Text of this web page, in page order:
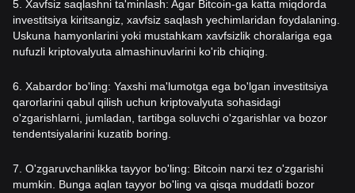
5. Xavfsiz saqlashni ta'minlash: Agar Bitcoin-ga katta miqdorda
investitsiya kiritsangiz, xavfsiz saqlash yechimlaridan foydalaning.
Uskuna hamyonlarini yoki mustahkam xavfsizlik choralariga ega
nufuzli kriptovalyuta almashinuvlarini ko'rib chiqing.
6. Xabardor bo'ling: Yaxshi ma'lumotga ega bo'lgan investitsiya
qarorlarini qabul qilish uchun kriptovalyuta sohasidagi
o'zgarishlarni, jumladan, tartibga soluvchi o'zgarishlar va bozor
tendentsiyalarini kuzatib boring.
7. O'zgaruvchanlikka tayyor bo'ling: Bitcoin narxi tez o'zgarishi
mumkin. Bunga aqlan tayyor bo'ling va qisqa muddatli bozor